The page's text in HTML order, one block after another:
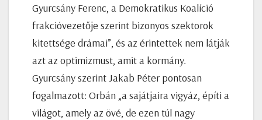
Gyurcsány Ferenc, a Demokratikus Koalíció
frakcióvezetője szerint bizonyos szektorok
kitettsége drámai”, és az érintettek nem látják
azt az optimizmust, amit a kormány.
Gyurcsány szerint Jakab Péter pontosan
fogalmazott: Orbán „a sajátjaira vigyáz, építi a
világot, amely az övé, de ezen túl nagy